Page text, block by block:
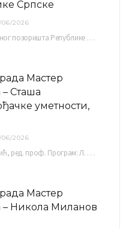
Српске
06/2026
Симфонијски оркестар Народног позоришта Републике Српске расписује јавни позив за учешће у пројекту „CRESCENDO: Нова…
Мастер
– Сташа
уметности,
06/2026
Ментор: Мр Драгослав Аћимовић, ред. проф. Програм: Л. Ван Бетовен: Соната оп. 31 бр. 2 у…
Мастер
– Никола Миланов